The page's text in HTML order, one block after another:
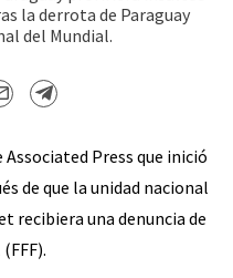
la derrota de Paraguay
del Mundial.
Press que inició
de que la unidad nacional
recibiera una denuncia de